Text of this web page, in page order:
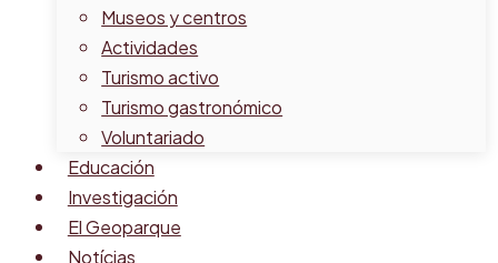
Museos y centros
Actividades
Turismo activo
Turismo gastronómico
Voluntariado
Educación
Investigación
El Geoparque
Notícias